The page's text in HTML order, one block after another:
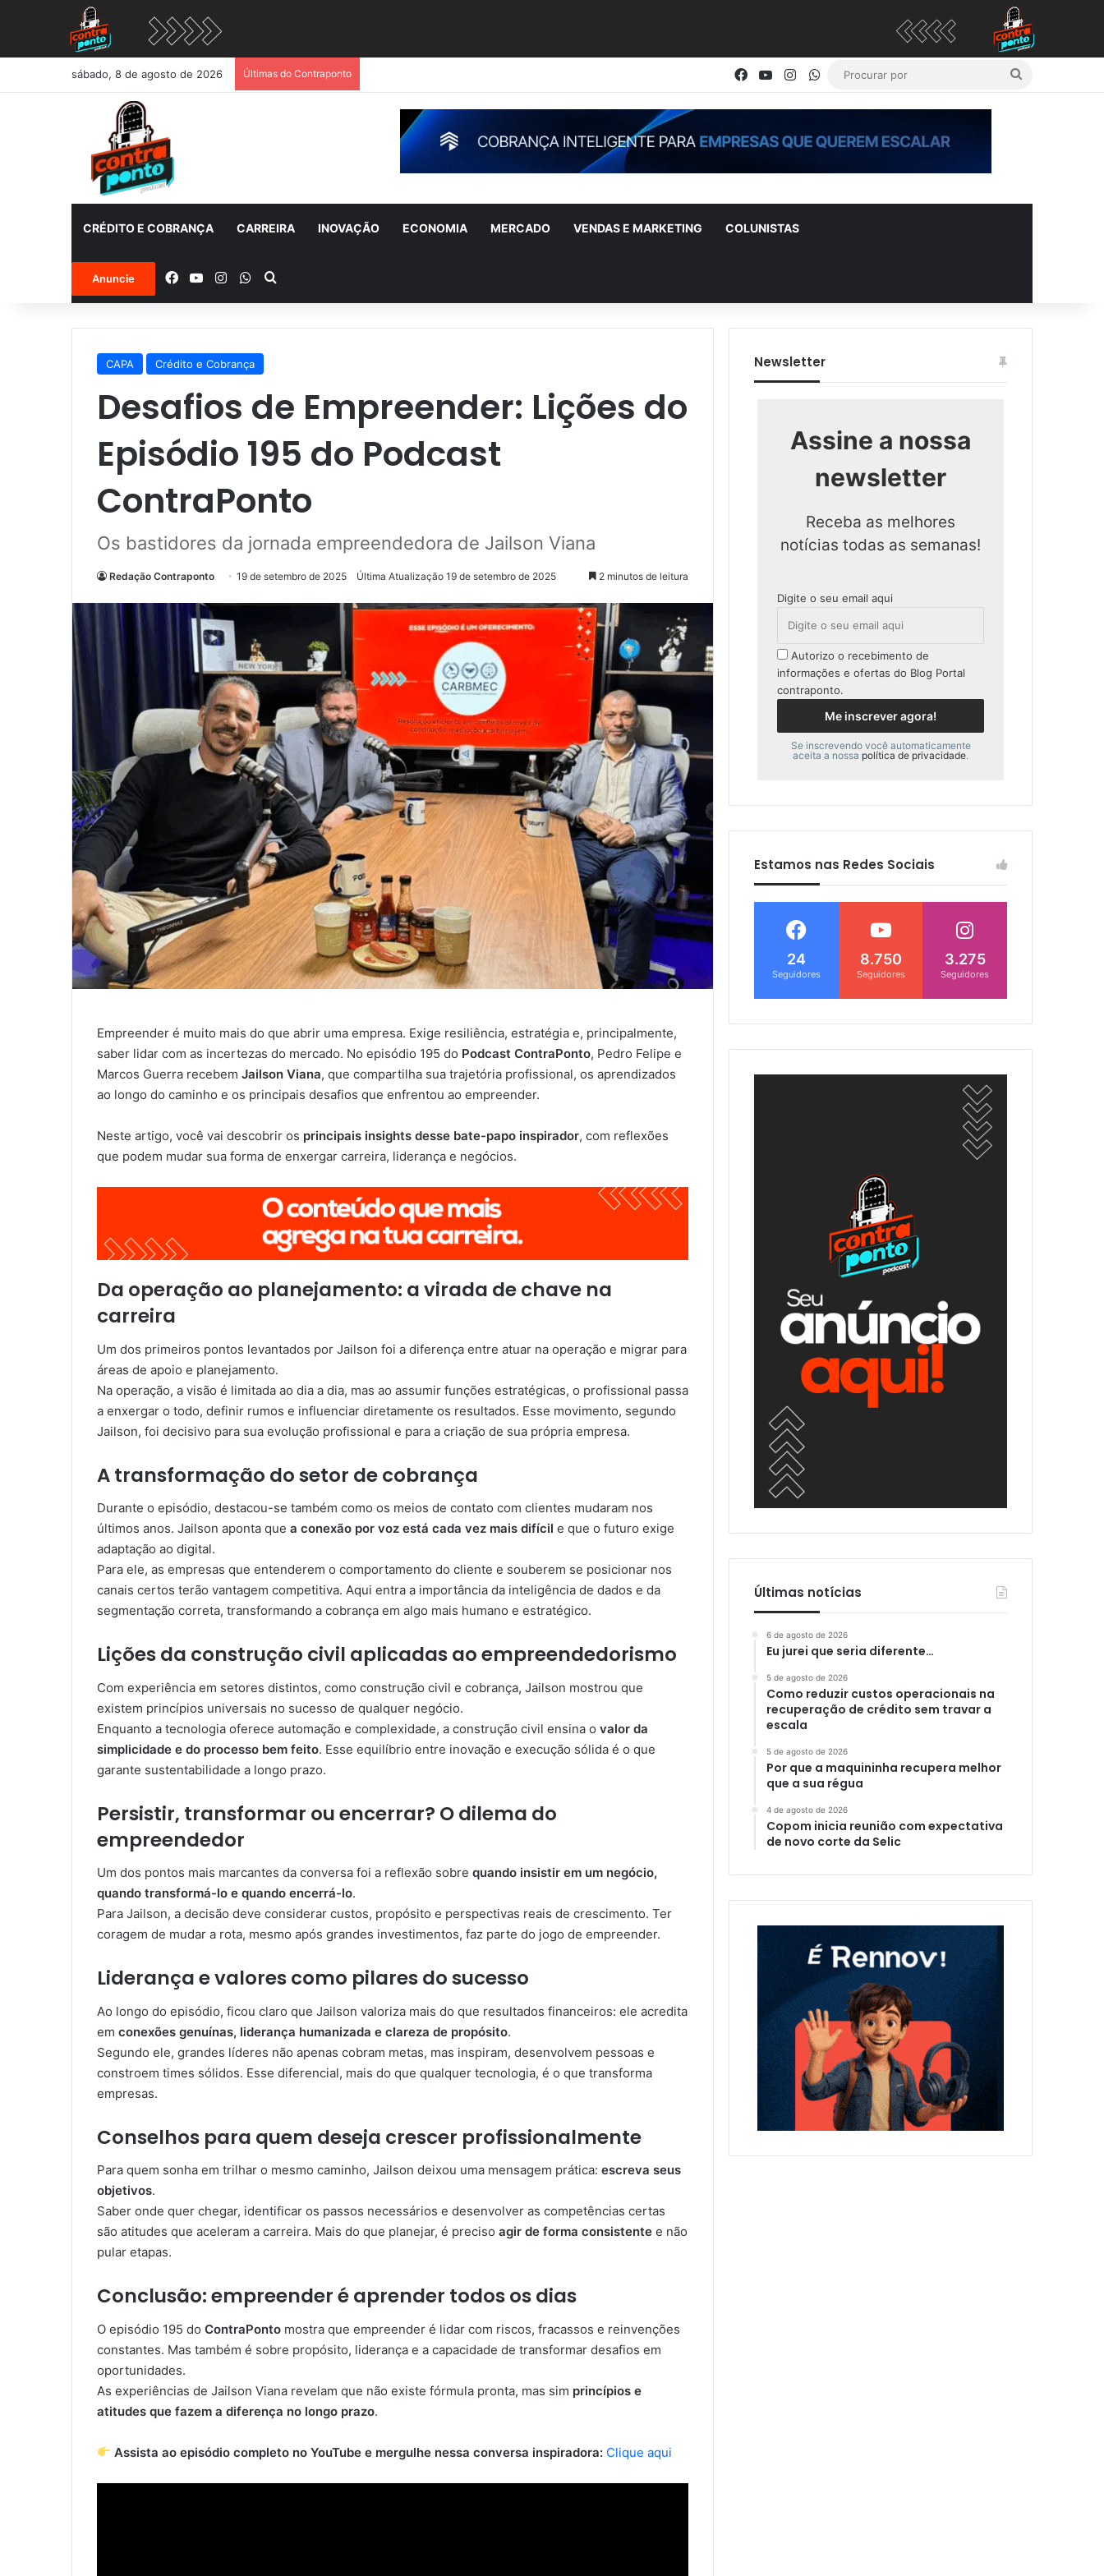
sábado, 8 de agosto de 2026 Últimas do Contraponto Facebook
YouTubeInstagramWhatsApp
CRÉDITO E COBRANÇA CARREIRA INOVAÇÃO ECONOMIA MERCADO VENDAS E MARKETING COLUNISTAS
Anuncie Facebook
YouTubeInstagramWhatsApp
Procurar por
CAPA Crédito e Cobrança
Desafios de Empreender: Lições do
Episódio 195 do Podcast
ContraPonto
Os bastidores da jornada empreendedora de Jailson Viana
Redação Contraponto 19 de setembro de 2025 Última Atualização 19 de setembro de 2025 2 minutos de leitura
Empreender é muito mais do que abrir uma empresa. Exige resiliência, estratégia e, principalmente,
saber lidar com as incertezas do mercado. No episódio 195 do Podcast ContraPonto, Pedro Felipe e
Marcos Guerra recebem Jailson Viana, que compartilha sua trajetória profissional, os aprendizados
ao longo do caminho e os principais desafios que enfrentou ao empreender.
Neste artigo, você vai descobrir os principais insights desse bate-papo inspirador, com reflexões
que podem mudar sua forma de enxergar carreira, liderança e negócios.
Da operação ao planejamento: a virada de chave na
carreira
Um dos primeiros pontos levantados por Jailson foi a diferença entre atuar na operação e migrar para
áreas de apoio e planejamento.
Na operação, a visão é limitada ao dia a dia, mas ao assumir funções estratégicas, o profissional passa
a enxergar o todo, definir rumos e influenciar diretamente os resultados. Esse movimento, segundo
Jailson, foi decisivo para sua evolução profissional e para a criação de sua própria empresa.
A transformação do setor de cobrança
Durante o episódio, destacou-se também como os meios de contato com clientes mudaram nos
últimos anos. Jailson aponta que a conexão por voz está cada vez mais difícil e que o futuro exige
adaptação ao digital.
Para ele, as empresas que entenderem o comportamento do cliente e souberem se posicionar nos
canais certos terão vantagem competitiva. Aqui entra a importância da inteligência de dados e da
segmentação correta, transformando a cobrança em algo mais humano e estratégico.
Lições da construção civil aplicadas ao empreendedorismo
Com experiência em setores distintos, como construção civil e cobrança, Jailson mostrou que
existem princípios universais no sucesso de qualquer negócio.
Enquanto a tecnologia oferece automação e complexidade, a construção civil ensina o valor da
simplicidade e do processo bem feito. Esse equilíbrio entre inovação e execução sólida é o que
garante sustentabilidade a longo prazo.
Persistir, transformar ou encerrar? O dilema do
empreendedor
Um dos pontos mais marcantes da conversa foi a reflexão sobre quando insistir em um negócio,
quando transformá-lo e quando encerrá-lo.
Para Jailson, a decisão deve considerar custos, propósito e perspectivas reais de crescimento. Ter
coragem de mudar a rota, mesmo após grandes investimentos, faz parte do jogo de empreender.
Liderança e valores como pilares do sucesso
Ao longo do episódio, ficou claro que Jailson valoriza mais do que resultados financeiros: ele acredita
em conexões genuínas, liderança humanizada e clareza de propósito.
Segundo ele, grandes líderes não apenas cobram metas, mas inspiram, desenvolvem pessoas e
constroem times sólidos. Esse diferencial, mais do que qualquer tecnologia, é o que transforma
empresas.
Conselhos para quem deseja crescer profissionalmente
Para quem sonha em trilhar o mesmo caminho, Jailson deixou uma mensagem prática: escreva seus
objetivos.
Saber onde quer chegar, identificar os passos necessários e desenvolver as competências certas
são atitudes que aceleram a carreira. Mais do que planejar, é preciso agir de forma consistente e não
pular etapas.
Conclusão: empreender é aprender todos os dias
O episódio 195 do ContraPonto mostra que empreender é lidar com riscos, fracassos e reinvenções
constantes. Mas também é sobre propósito, liderança e a capacidade de transformar desafios em
oportunidades.
As experiências de Jailson Viana revelam que não existe fórmula pronta, mas sim princípios e
atitudes que fazem a diferença no longo prazo.
Assista ao episódio completo no YouTube e mergulhe nessa conversa inspiradora: Clique aqui
Newsletter
Assine a nossa
newsletter
Receba as melhores
notícias todas as semanas!
Digite o seu email aqui
Autorizo o recebimento de
informações e ofertas do Blog Portal
contraponto.
Se inscrevendo você automaticamente
aceita a nossa política de privacidade.
Estamos nas Redes Sociais
24
Seguidores
8.750
Seguidores
3.275
Seguidores
Últimas notícias
6 de agosto de 2026
Eu jurei que seria diferente…
5 de agosto de 2026
Como reduzir custos operacionais na
recuperação de crédito sem travar a
escala
5 de agosto de 2026
Por que a maquininha recupera melhor
que a sua régua
4 de agosto de 2026
Copom inicia reunião com expectativa
de novo corte da Selic